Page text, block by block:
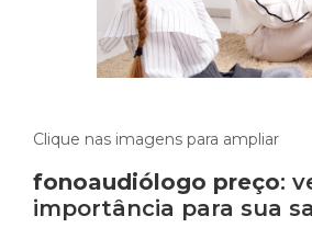
Clique nas imagens para ampliar
fonoaudiólogo preço:
importância para sua